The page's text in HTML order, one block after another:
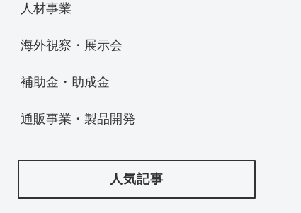
人材事業
海外視察・展示会
補助金・助成金
通販事業・製品開発
人気記事